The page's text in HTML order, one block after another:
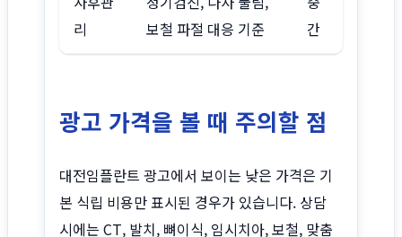
리
보철 파절 대응 기준
간
광고 가격을 볼 때 주의할 점
대전임플란트 광고에서 보이는 낮은 가격은 기
본 식립 비용만 표시된 경우가 있습니다. 상담
시에는 CT, 발치, 뼈이식, 임시치아, 보철, 맞춤